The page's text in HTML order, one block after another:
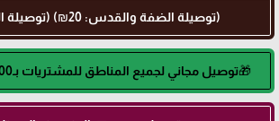
(توصيلة الضفة والقدس: 20₪) (توصيلة الداخل: 50₪)
🎁توصيل مجاني لجميع المناطق للمشتريات بـ500 شيكل او اكثر🎁